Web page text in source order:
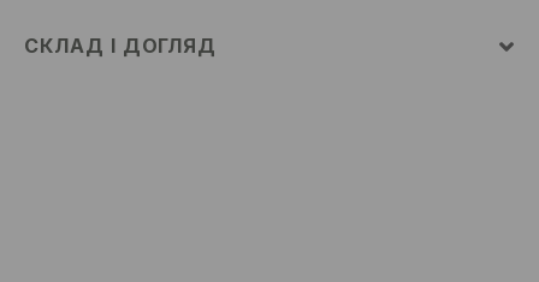
СКЛАД І ДОГЛЯД